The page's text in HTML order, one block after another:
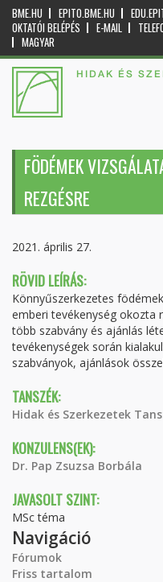
BME.HU EPITO.BME.HU
OKTATÓI BELÉPÉS
E-MAIL
MAGYAR
HIDAK ÉS
FÖDÉMEK
REZGÉSRE
2021. április 27.
RÖVID LEÍRÁS:
Könnyűszerkezetes
emberi tevékenység okozta
több szabvány és ajánlás
tevékenységek során
szabványok, ajánlások
TANSZÉK:
Hidak és Szerkezetek
KONZULENS(EK):
Dr. Pap Zsuzsa Borbála
JAVASOLT SZINT:
MSc téma
Navigáció
Fórumok
Friss tartalom